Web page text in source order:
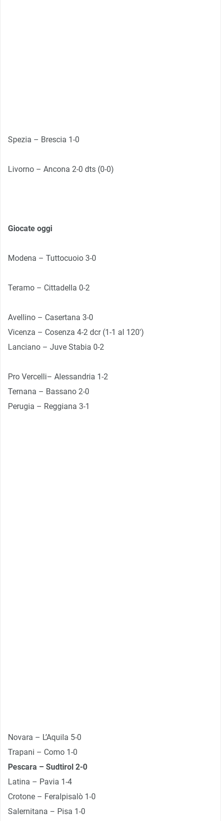
Spezia – Brescia 1-0
Livorno – Ancona 2-0 dts (0-0)
Giocate oggi
Modena – Tuttocuoio 3-0
Teramo – Cittadella 0-2
Avellino – Casertana 3-0
Vicenza – Cosenza 4-2 dcr (1-1 al 120′)
Lanciano – Juve Stabia 0-2
Pro Vercelli– Alessandria 1-2
Ternana – Bassano 2-0
Perugia – Reggiana 3-1
Novara – L’Aquila 5-0
Trapani – Como 1-0
Pescara – Sudtirol 2-0
Latina – Pavia 1-4
Crotone – Feralpisalò 1-0
Salernitana – Pisa 1-0